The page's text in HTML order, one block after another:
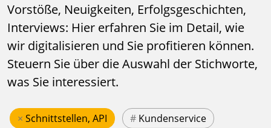
Vorstöße, Neuigkeiten, Erfolgsgeschichten,
Interviews: Hier erfahren Sie im Detail, wie
wir digitalisieren und Sie profitieren können.
Steuern Sie über die Auswahl der Stichworte,
was Sie interessiert.
× Schnittstellen, API # Kundenservice